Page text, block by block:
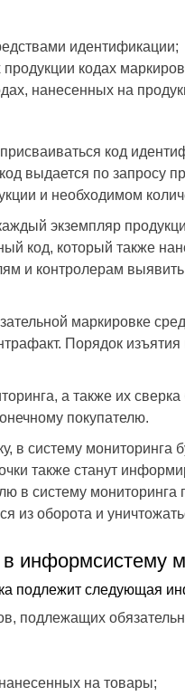
идентификации;
кодах
нанесенных на
код
выдается по запросу
и необходимом
экземпляр
код, который также
и контролерам
маркировке
Порядок
а также их
покупателю.
в систему мониторинга
также станут
в систему мониторинга
из оборота и
информсистему
подлежит следующая
подлежащих
на товары;